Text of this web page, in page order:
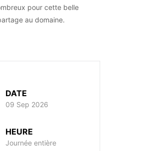
pour cette belle
au domaine.
DATE
09 Sep 2026
HEURE
Journée entière